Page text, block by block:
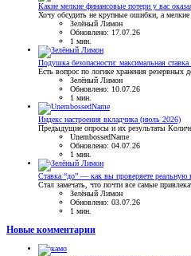
Какие мелкие финансовые потери у вас
Хочу обсудить не крупные ошибки, а мелкие
Зелёный Лимон
Обновлено: 17.07.26
1 мин.
Подушка безопасности: максимальная
Есть вопрос по логике хранения резервных
Зелёный Лимон
Обновлено: 10.07.26
1 мин.
Индекс настроения вкладчика (июль 2026)
Предыдущие опросы и их результаты
UnembossedName
Обновлено: 04.07.26
1 мин.
Ставка “до” — как вы проверяете реальную
Стал замечать, что почти все самые
Зелёный Лимон
Обновлено: 03.07.26
1 мин.
Новые комментарии